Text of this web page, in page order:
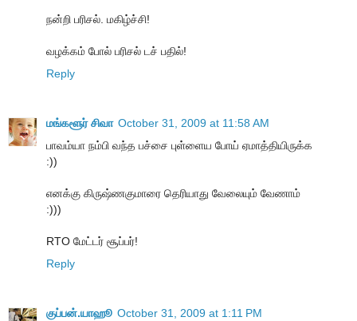
நன்றி பரிசல். மகிழ்ச்சி!
வழக்கம் போல் பரிசல் டச் பதில்!
Reply
மங்களூர் சிவா October 31, 2009 at 11:58 AM
பாவம்யா நம்பி வந்த பச்சை புள்ளைய போய் ஏமாத்தியிருக்க
:))
எனக்கு கிருஷ்ணகுமாரை தெரியாது வேலையும் வேணாம்
:)))
RTO மேட்டர் சூப்பர்!
Reply
குப்பன்.யாஹூ October 31, 2009 at 1:11 PM